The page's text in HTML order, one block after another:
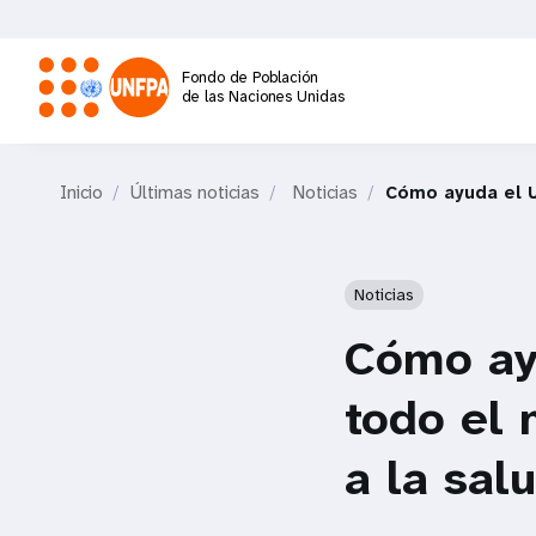
contenido
principal
Fondo de Población
de las Naciones Unidas
Inicio Últimas noticias Noticias Cómo ayuda el
Noticias
Cómo
todo el
a la